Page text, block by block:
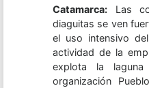
Catamarca:Las
diaguitas se ven
el uso intensivo
actividad de la
explota la
organización